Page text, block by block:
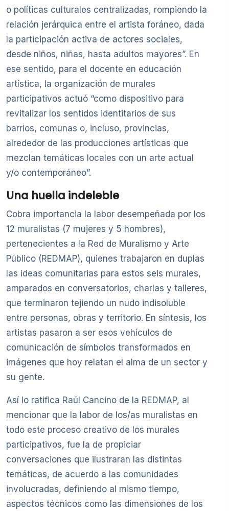
o políticas culturales centralizadas, rompiendo la
relación jerárquica entre el artista foráneo, dada
la participación activa de actores sociales,
desde niños, niñas, hasta adultos mayores”. En
ese sentido, para el docente en educación
artística, la organización de murales
participativos actuó “como dispositivo para
revitalizar los sentidos identitarios de sus
barrios, comunas o, incluso, provincias,
alrededor de las producciones artísticas que
mezclan temáticas locales con un arte actual
y/o contemporáneo”.
Una huella indeleble
Cobra importancia la labor desempeñada por los
12 muralistas (7 mujeres y 5 hombres),
pertenecientes a la Red de Muralismo y Arte
Público (REDMAP), quienes trabajaron en duplas
las ideas comunitarias para estos seis murales,
amparados en conversatorios, charlas y talleres,
que terminaron tejiendo un nudo indisoluble
entre personas, obras y territorio. En síntesis, los
artistas pasaron a ser esos vehículos de
comunicación de símbolos transformados en
imágenes que hoy relatan el alma de un sector y
su gente.
Así lo ratifica Raúl Cancino de la REDMAP, al
mencionar que la labor de los/as muralistas en
todo este proceso creativo de los murales
participativos, fue la de propiciar
conversaciones que ilustraran las distintas
temáticas, de acuerdo a las comunidades
involucradas, definiendo al mismo tiempo,
aspectos técnicos como las dimensiones de los